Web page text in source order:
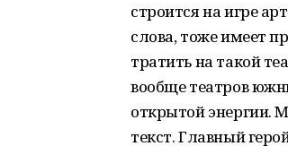
строится на игре
слова, тоже имеет
тратить на такой
вообще театров
открытой энергии.
текст. Главный